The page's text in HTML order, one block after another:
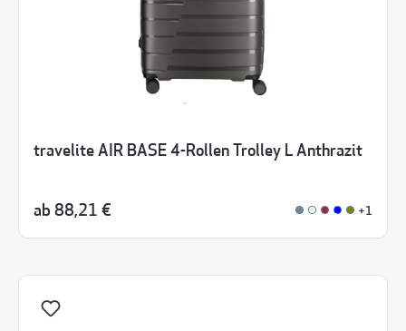
travelite AIR BASE 4-Rollen Trolley L Anthrazit
ab 88,21 € +1